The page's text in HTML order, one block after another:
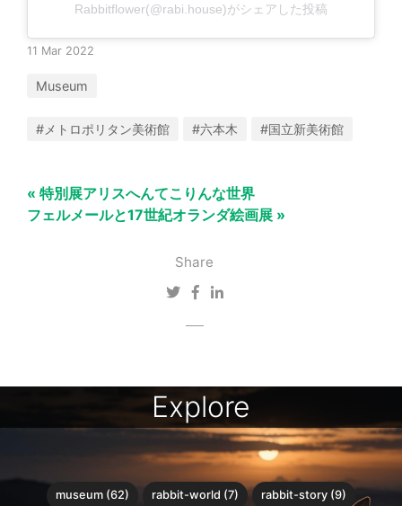
Share
Rabbitflower(@rabi.house)がシェアした投稿
11 Mar 2022
Museum
#メトロポリタン美術館 #六本木 #国立新美術館
« 特別展アリスへんてこりんな世界
フェルメールと17世紀オランダ絵画展 »
Explore
museum (62) rabbit-world (7) rabbit-story (9)